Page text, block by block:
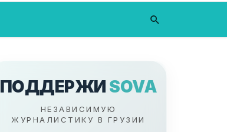
ПОДДЕРЖИ SOVA
НЕЗАВИСИМУЮ
ЖУРНАЛИСТИКУ В ГРУЗИИ